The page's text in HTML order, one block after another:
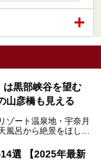
は黒部峡谷を望む
山彦橋も見える
ゾート温泉地・宇奈月
呂から絶景をほしい
選 【2025年最新